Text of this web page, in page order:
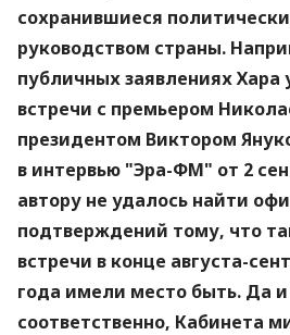
сохранившиеся
руководством страны.
публичных заявлениях Хара
встречи с премьером
президентом Виктором
в интервью "Эра-ФМ" от 2
автору не удалось найти
подтверждений тому, что
встречи в конце августа-
года имели место быть. Да
соответственно, Кабинета